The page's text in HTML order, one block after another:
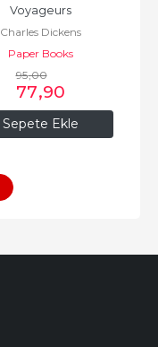
Sepete Ekle
Voyageurs
Charles Dickens
Paper Books
95,00
77,90